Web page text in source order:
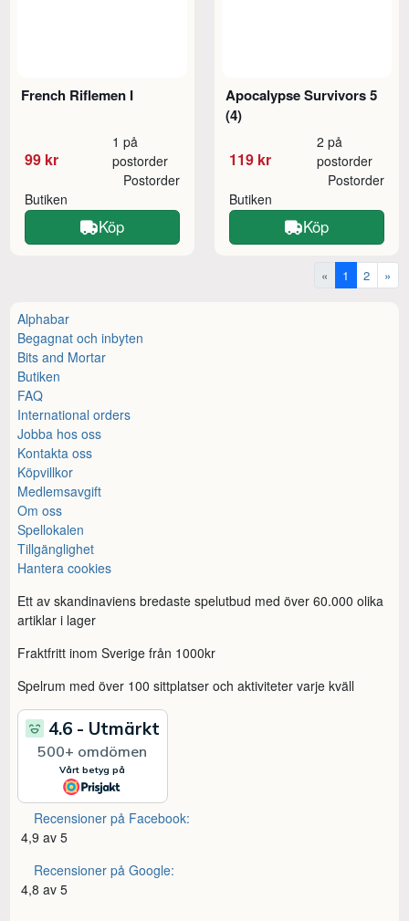
French Riflemen I
99 kr
1 på
postorder
Butiken
Postorder
Köp
Apocalypse Survivors 5
(4)
119 kr
2 på
postorder
Butiken
Postorder
Köp
« 1 2 »
Alphabar
Begagnat och inbyten
Bits and Mortar
Butiken
FAQ
International orders
Jobba hos oss
Kontakta oss
Köpvillkor
Medlemsavgift
Om oss
Spellokalen
Tillgänglighet
Hantera cookies
Ett av skandinaviens bredaste spelutbud med över 60.000 olika
artiklar i lager
Fraktfritt inom Sverige från 1000kr
Spelrum med över 100 sittplatser och aktiviteter varje kväll
Recensioner på Facebook:
4,9 av 5
Recensioner på Google:
4,8 av 5